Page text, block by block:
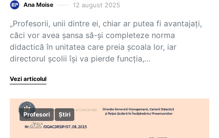
Ana Moise 12 august 2025
„Profesorii, unii dintre ei, chiar ar putea fi avantajați,
căci vor avea șansa să-și completeze norma
didactică în unitatea care preia școala lor, iar
directorul școlii își va pierde funcția,…
Vezi articolul
Profesori Știri